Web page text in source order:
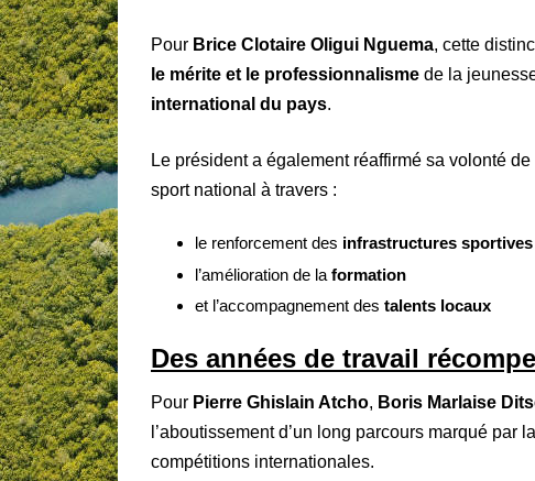
Pour Brice Clotaire Oligui Nguema, cette
le mérite et le professionnalisme de la
international du pays.
Le président a également réaffirmé sa volonté
sport national à travers :
le renforcement des infrastructures sportives
l’amélioration de la formation
et l’accompagnement des talents locaux
Des années de travail
Pour Pierre Ghislain Atcho, Boris Marlaise
l’aboutissement d’un long parcours marqué
compétitions internationales.